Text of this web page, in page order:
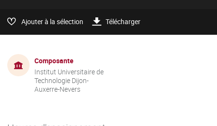
Ajouter à la sélection Télécharger
Composante
Institut Universitaire de
Technologie Dijon-
Auxerre-Nevers